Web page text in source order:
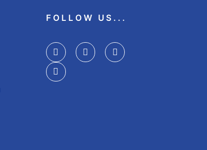
FOLLOW US...